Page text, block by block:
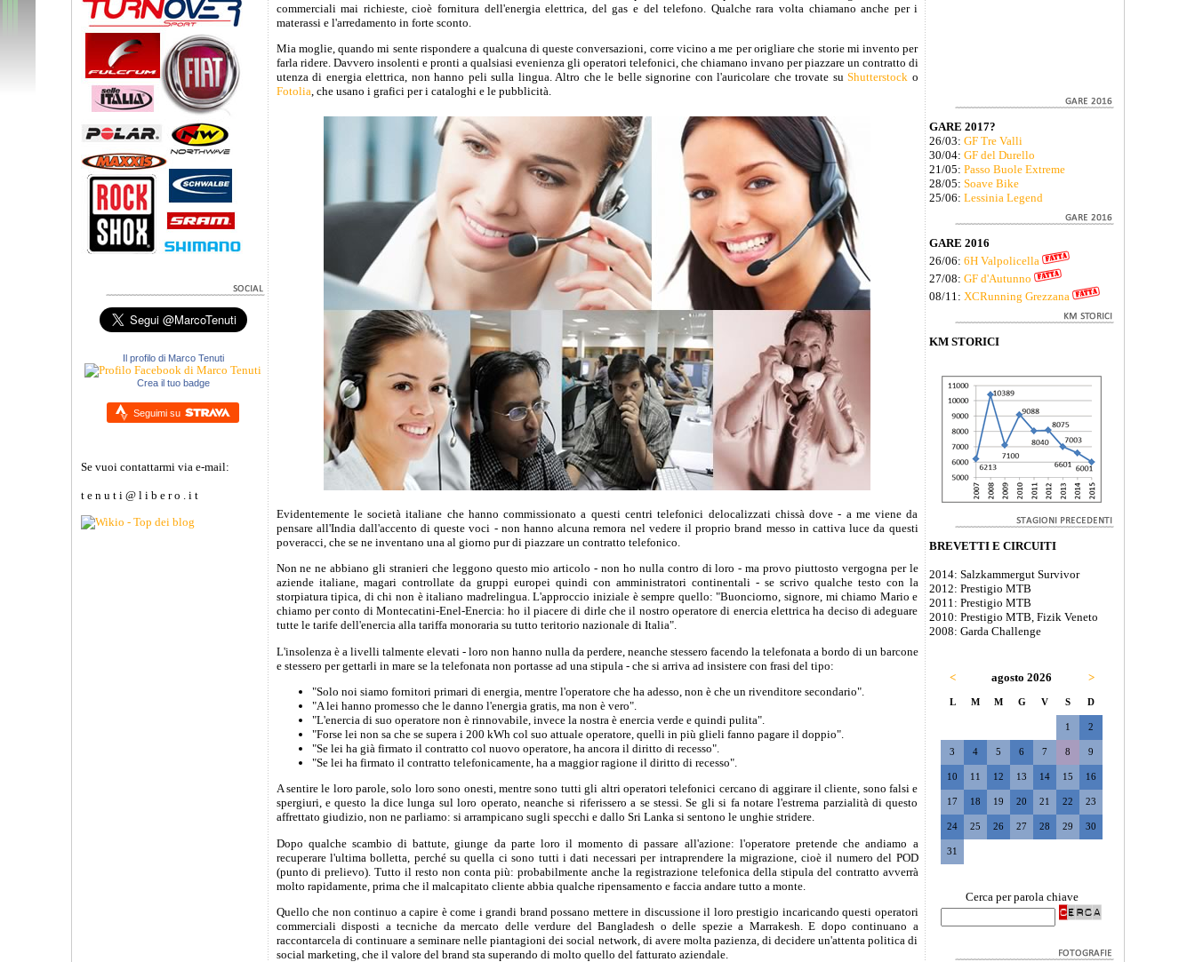
Il profilo di Marco Tenuti
Crea il tuo badge
Seguimi su
Se vuoi contattarmi via e-mail:
t e n u t i @ l i b e r o . i t
commerciali mai richieste, cioè fornitura dell'energia elettrica, del gas e del telefono. Qualche rara volta chiamano anche per i
materassi e l'arredamento in forte sconto.
Mia moglie, quando mi sente rispondere a qualcuna di queste conversazioni, corre vicino a me per origliare che storie mi invento per
farla ridere. Davvero insolenti e pronti a qualsiasi evenienza gli operatori telefonici, che chiamano invano per piazzare un contratto di
utenza di energia elettrica, non hanno peli sulla lingua. Altro che le belle signorine con l'auricolare che trovate su Shutterstock o
Fotolia, che usano i grafici per i cataloghi e le pubblicità.
Evidentemente le società italiane che hanno commissionato a questi centri telefonici delocalizzati chissà dove - a me viene da
pensare all'India dall'accento di queste voci - non hanno alcuna remora nel vedere il proprio brand messo in cattiva luce da questi
poveracci, che se ne inventano una al giorno pur di piazzare un contratto telefonico.
Non ne ne abbiano gli stranieri che leggono questo mio articolo - non ho nulla contro di loro - ma provo piuttosto vergogna per le
aziende italiane, magari controllate da gruppi europei quindi con amministratori continentali - se scrivo qualche testo con la
storpiatura tipica, di chi non è italiano madrelingua. L'approccio iniziale è sempre quello: "Buonciorno, signore, mi chiamo Mario e
chiamo per conto di Montecatini-Enel-Enercia: ho il piacere di dirle che il nostro operatore di enercia elettrica ha deciso di adeguare
tutte le tarife dell'enercia alla tariffa monoraria su tutto teritorio nazionale di Italia".
L'insolenza è a livelli talmente elevati - loro non hanno nulla da perdere, neanche stessero facendo la telefonata a bordo di un barcone
e stessero per gettarli in mare se la telefonata non portasse ad una stipula - che si arriva ad insistere con frasi del tipo:
"Solo noi siamo fornitori primari di energia, mentre l'operatore che ha adesso, non è che un rivenditore secondario".
"A lei hanno promesso che le danno l'energia gratis, ma non è vero".
"L'enercia di suo operatore non è rinnovabile, invece la nostra è enercia verde e quindi pulita".
"Forse lei non sa che se supera i 200 kWh col suo attuale operatore, quelli in più glieli fanno pagare il doppio".
"Se lei ha già firmato il contratto col nuovo operatore, ha ancora il diritto di recesso".
"Se lei ha firmato il contratto telefonicamente, ha a maggior ragione il diritto di recesso".
A sentire le loro parole, solo loro sono onesti, mentre sono tutti gli altri operatori telefonici cercano di aggirare il cliente, sono falsi e
spergiuri, e questo la dice lunga sul loro operato, neanche si riferissero a se stessi. Se gli si fa notare l'estrema parzialità di questo
affrettato giudizio, non ne parliamo: si arrampicano sugli specchi e dallo Sri Lanka si sentono le unghie stridere.
Dopo qualche scambio di battute, giunge da parte loro il momento di passare all'azione: l'operatore pretende che andiamo a
recuperare l'ultima bolletta, perché su quella ci sono tutti i dati necessari per intraprendere la migrazione, cioè il numero del POD
(punto di prelievo). Tutto il resto non conta più: probabilmente anche la registrazione telefonica della stipula del contratto avverrà
molto rapidamente, prima che il malcapitato cliente abbia qualche ripensamento e faccia andare tutto a monte.
Quello che non continuo a capire è come i grandi brand possano mettere in discussione il loro prestigio incaricando questi operatori
commerciali disposti a tecniche da mercato delle verdure del Bangladesh o delle spezie a Marrakesh. E dopo continuano a
raccontarcela di continuare a seminare nelle piantagioni dei social network, di avere molta pazienza, di decidere un'attenta politica di
social marketing, che il valore del brand sta superando di molto quello del fatturato aziendale.
GARE 2017?
26/03: GF Tre Valli
30/04: GF del Durello
21/05: Passo Buole Extreme
28/05: Soave Bike
25/06: Lessinia Legend
GARE 2016
26/06: 6H Valpolicella
27/08: GF d'Autunno
08/11: XCRunning Grezzana
KM STORICI
BREVETTI E CIRCUITI
2014: Salzkammergut Survivor
2012: Prestigio MTB
2011: Prestigio MTB
2010: Prestigio MTB, Fizik Veneto
2008: Garda Challenge
< agosto 2026 >
L M M G V S D
1 2
3 4 5 6 7 8 9
10 11 12 13 14 15 16
17 18 19 20 21 22 23
24 25 26 27 28 29 30
31
Cerca per parola chiave